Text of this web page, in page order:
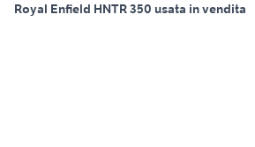
Royal Enfield HNTR 350 usata in vendita